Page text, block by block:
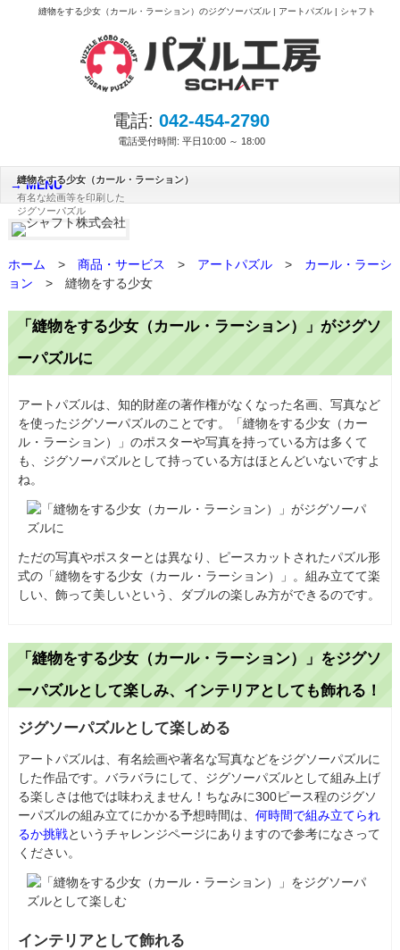
縫物をする少女（カール・ラーション）のジグソーパズル | アートパズル | シャフト
電話: 042-454-2790
電話受付時間: 平日10:00 ～ 18:00
MENU
縫物をする少女（カール・ラーション）
有名な絵画等を印刷した
ジグソーパズル
ホーム > 商品・サービス > アートパズル >
カール・ラーシ
ョン
> 縫物をする少女
「縫物をする少女（カール・ラーション）」がジグソ
ーパズルに
アートパズルは、知的財産の著作権がなくなった名画、写真など
を使ったジグソーパズルのことです。「縫物をする少女（カー
ル・ラーション）」のポスターや写真を持っている方は多くて
も、ジグソーパズルとして持っている方はほとんどいないですよ
ね。
ただの写真やポスターとは異なり、ピースカットされたパズル形
式の「縫物をする少女（カール・ラーション）」。組み立てて楽
しい、飾って美しいという、ダブルの楽しみ方ができるのです。
「縫物をする少女（カール・ラーション）」をジグソ
ーパズルとして楽しみ、インテリアとしても飾れる！
ジグソーパズルとして楽しめる
アートパズルは、有名絵画や著名な写真などをジグソーパズルに
した作品です。バラバラにして、ジグソーパズルとして組み上げ
る楽しさは他では味わえません！ちなみに300ピース程のジグソ
ーパズルの組み立てにかかる予想時間は、 何時間で組み立てられ
るか挑戦というチャレンジページにありますので参考になさって
ください。
インテリアとして飾れる